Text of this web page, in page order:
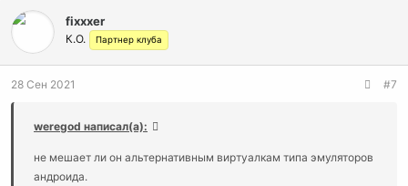
fixxxer
К.О. Партнер клуба
28 Сен 2021 #7
weregod написал(а):
не мешает ли он альтернативным виртуалкам типа эмуляторов
андроида.